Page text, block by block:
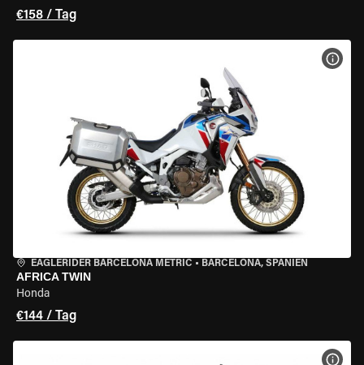
€158 / Tag
EAGLERIDER BARCELONA METRIC • BARCELONA, SPANIEN
AFRICA TWIN
Honda
€144 / Tag